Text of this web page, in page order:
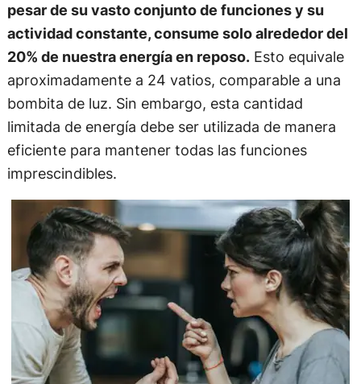
pesar de su vasto conjunto de funciones y su
actividad constante, consume solo alrededor del
20% de nuestra energía en reposo.Esto equivale
aproximadamente a 24 vatios, comparable a una
bombita de luz. Sin embargo, esta cantidad
limitada de energía debe ser utilizada de manera
eficiente para mantener todas las funciones
imprescindibles.